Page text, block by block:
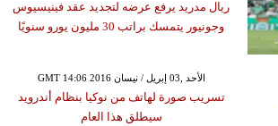
ريال مدريد يرفع عرضه لتجديد عقد فينيسيوس
وجونيور يتمسك براتب 30 مليون يورو سنويًا
GMT 14:06 2016 الأحد ,03 إبريل / نيسان
تسريب صورة لهاتف من نوكيا بنظام أندرويد
سيطلق هذا العام